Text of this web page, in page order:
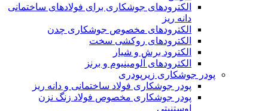
الکترودهای جوشکاری برای فولادهای ساختمانی
دانه ریز
الکترودهای مخصوص جوشکاری چدن
الکترودهای روکشی سخت
الکترود برش و شیار
الکترودهای آلومینیوم و برنز
پودر جوشکاری زیرپودری
پودر جوشکاری فولاد ساختمانی و دانه ریز
پودر جوشکاری مخصوص فولاد زنگ نزن
اوستنیتی